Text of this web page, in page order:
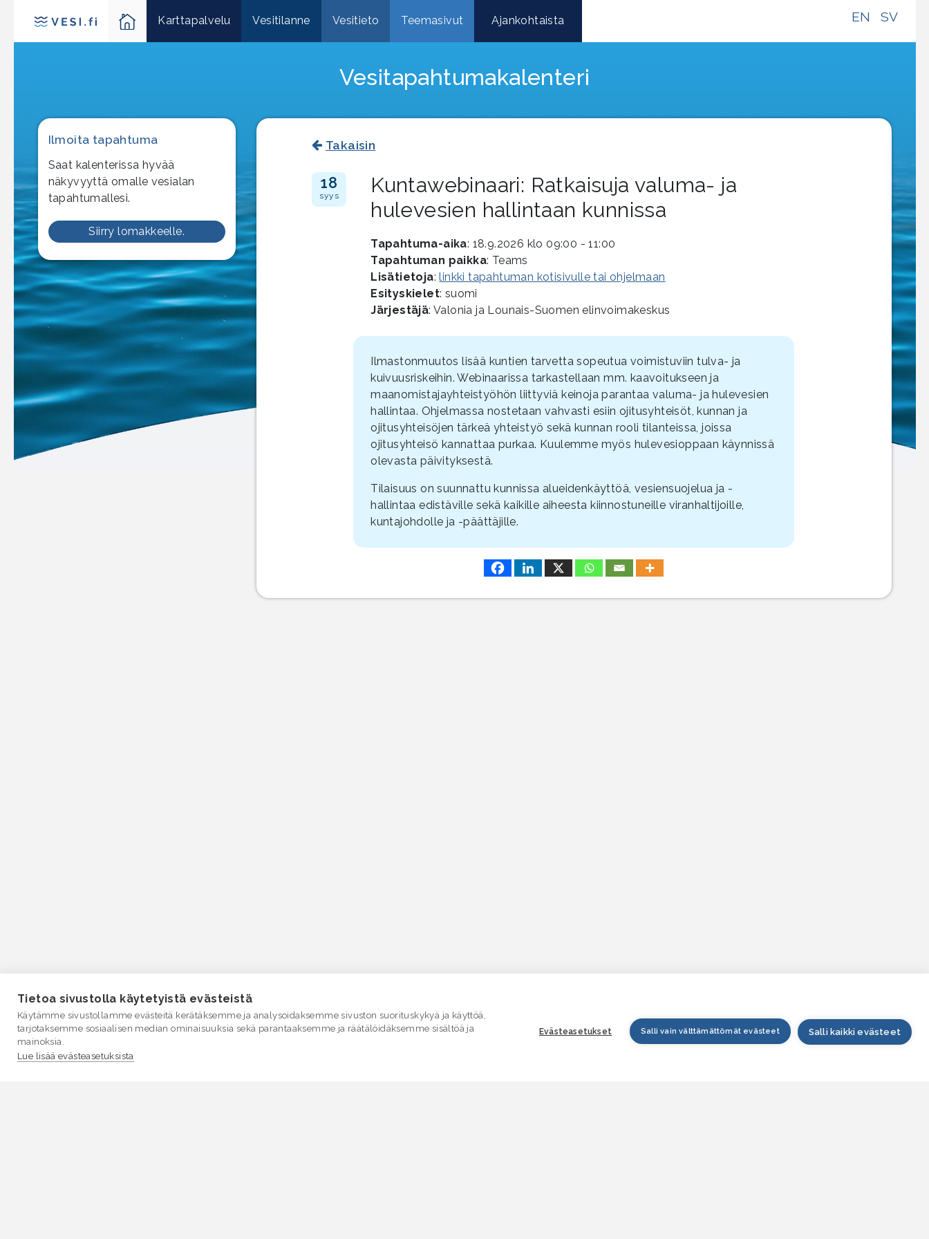
SV
EN
Karttapalvelu Vesitilanne Vesitieto Teemasivut Ajankohtaista
Vesitapahtuma­kalenteri
Ilmoita tapahtuma
Saat kalenterissa hyvää
näkyvyyttä omalle vesialan
tapahtumallesi.
Siirry lomakkeelle.
Takaisin
Kuntawebinaari: Ratkaisuja valuma- ja
hulevesien hallintaan kunnissa
18
syys
Tapahtuma-aika: 18.9.2026 klo 09:00 - 11:00
Tapahtuman paikka: Teams
Lisätietoja:linkki tapahtuman kotisivulle tai ohjelmaan
Esityskielet: suomi
Järjestäjä: Valonia ja Lounais-Suomen elinvoimakeskus
Ilmastonmuutos lisää kuntien tarvetta sopeutua voimistuviin tulva- ja
kuivuusriskeihin. Webinaarissa tarkastellaan mm. kaavoitukseen ja
maanomistajayhteistyöhön liittyviä keinoja parantaa valuma- ja hulevesien
hallintaa. Ohjelmassa nostetaan vahvasti esiin ojitusyhteisöt, kunnan ja
ojitusyhteisöjen tärkeä yhteistyö sekä kunnan rooli tilanteissa, joissa
ojitusyhteisö kannattaa purkaa. Kuulemme myös hulevesioppaan käynnissä
olevasta päivityksestä.
Tilaisuus on suunnattu kunnissa alueidenkäyttöä, vesiensuojelua ja -
hallintaa edistäville sekä kaikille aiheesta kiinnostuneille viranhaltijoille,
kuntajohdolle ja -päättäjille.
Tietoa sivustolla käytetyistä evästeistä
Käytämme sivustollamme evästeitä kerätäksemme ja analysoidaksemme sivuston suorituskykyä ja käyttöä,
tarjotaksemme sosiaalisen median ominaisuuksia sekä parantaaksemme ja räätälöidäksemme sisältöä ja
mainoksia.
Lue lisää evästeasetuksista
Evästeasetukset Salli vain välttämättömät evästeet Salli kaikki evästeet